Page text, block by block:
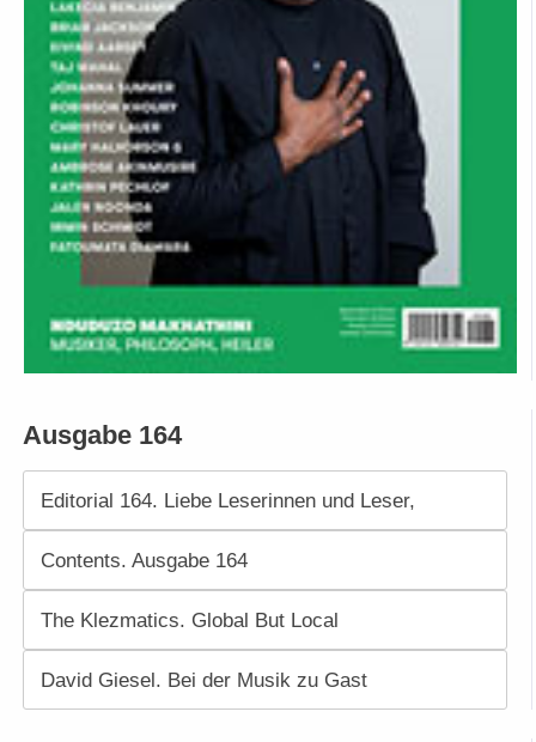
Ausgabe 164
Editorial 164. Liebe Leserinnen und Leser,
Contents. Ausgabe 164
The Klezmatics. Global But Local
David Giesel. Bei der Musik zu Gast